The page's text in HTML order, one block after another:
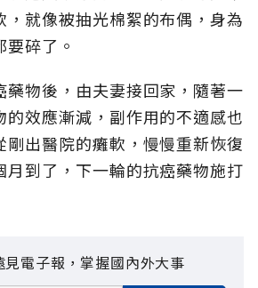
，就像被抽光棉絮的布偶，身為
碎了。
藥物後，由夫妻接回家，隨著一
的效應漸減，副作用的不適感也
剛出醫院的癱軟，慢慢重新恢復
月到了，下一輪的抗癌藥物施打
見電子報，掌握國內外大事